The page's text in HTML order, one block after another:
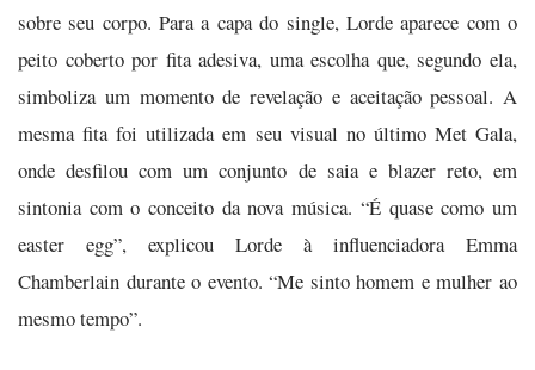
sobre seu corpo. Para a capa do single, Lorde aparece com o
peito coberto por fita adesiva, uma escolha que, segundo ela,
simboliza um momento de revelação e aceitação pessoal. A
mesma fita foi utilizada em seu visual no último Met Gala,
onde desfilou com um conjunto de saia e blazer reto, em
sintonia com o conceito da nova música. “É quase como um
easter egg”, explicou Lorde à influenciadora Emma
Chamberlain durante o evento. “Me sinto homem e mulher ao
mesmo tempo”.